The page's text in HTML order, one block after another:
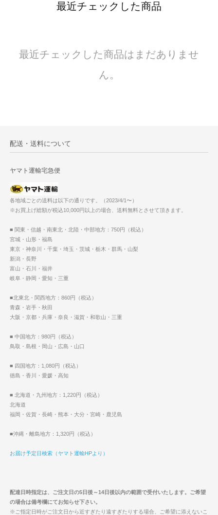
最近チェックした商品
最近チェックした商品はまだありませ
ん。
配送・送料について
ヤマト運輸宅急便
各地域ごとの送料は以下の通りです。（2023/4/1〜）
※お買上げ総額が税込10,000円以上の場合、送料無料とさせて頂きます。
■ 関東・信越・南東北・北陸・中部地方：750円（税込）
宮城・山形・福島
東京・神奈川・千葉・埼玉・茨城・栃木・群馬・山梨
新潟・長野
富山・石川・福井
岐阜・静岡・愛知・三重
■北東北・関西地方：860円（税込）
青森・岩手・秋田
大阪・京都・兵庫・奈良・滋賀・和歌山・三重
■ 中国地方：980円（税込）
鳥取・島根・岡山・広島・山口
■ 四国地方：1,080円（税込）
徳島・香川・愛媛・高知
■ 北海道・九州地方：1,220円（税込）
北海道
福岡・佐賀・長崎・熊本・大分・宮崎・鹿児島
■沖縄・離島地方：1,320円（税込）
お届け予定日検索（ヤマト運輸HPより）
配達日時指定は、ご注文日の5日後～14日後以内の範囲で受付いたします。ご希望
の場合は備考欄にてお知らせ下さい。
※ご指定日時がご注文日から近すぎたり遠すぎたりする場合、ご希望に添えないこ